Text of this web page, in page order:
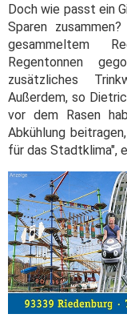
Doch wie passt ein
Sparen
gesammeltem
Regentonnen
zusätzliches
Außerdem, so
vor dem Rasen
Abkühlung
für das Stadtklima",